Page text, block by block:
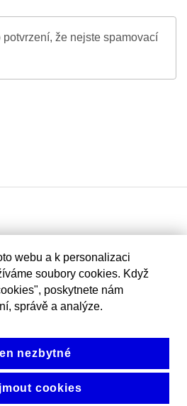
potvrzení, že nejste spamovací
webu a k personalizaci
soubory cookies. Když
poskytnete nám
správě a analýze.
nezbytné
cookies